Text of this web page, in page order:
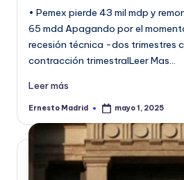
• Pemex pierde 43 mil mdp y
65 mdd Apagando por el
recesión técnica -dos trimestres
contracción trimestralLeer Mas…
Leer más
Publicado
Ernesto Madrid mayo 1, 2025